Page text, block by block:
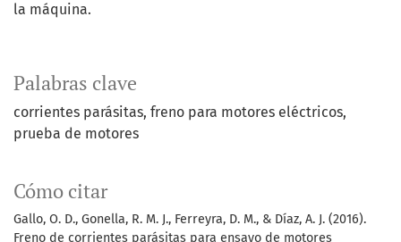
Palabras clave
corrientes parásitas freno para motores eléctricos
prueba de motores
Cómo citar
Gallo, O. D., Gonella, R. M. J., Ferreyra, D. M., & Díaz, A. J. (2016).
Freno de corrientes parásitas para ensayo de motores
la máquina.